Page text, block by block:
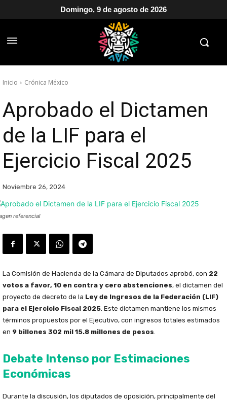
Domingo, 9 de agosto de 2026
Inicio Crónica México
Aprobado el Dictamen
de la LIF para el
Ejercicio Fiscal 2025
Noviembre 26, 2024
referencial
La Comisión de Hacienda de la Cámara de Diputados aprobó, con 22
votos a favor, 10 en contra y cero abstenciones, el dictamen del
proyecto de decreto de la Ley de Ingresos de la Federación (LIF)
para el Ejercicio Fiscal 2025. Este dictamen mantiene los mismos
términos propuestos por el Ejecutivo, con ingresos totales estimados
en 9 billones 302 mil 15.8 millones de pesos.
Debate Intenso por Estimaciones
Económicas
Durante la discusión, los diputados de oposición, principalmente del